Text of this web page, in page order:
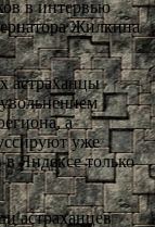
в интервью
Жилкина
астраханцы
а
уже
в Яндексе только
астраханцев